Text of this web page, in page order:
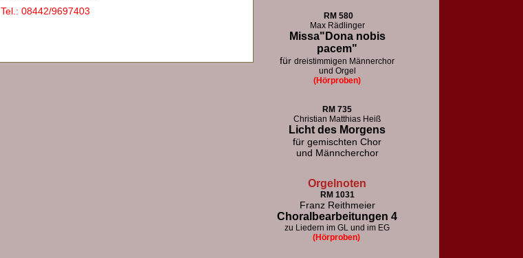
Tel.: 08442/9697403
RM 580
Max Rädlinger
Missa"Dona nobis
pacem"
für dreistimmigen Männerchor
und Orgel
(Hörproben)
RM 735
Christian Matthias Heiß
Licht des Morgens
für gemischten Chor
und Männcherchor
Orgelnoten
RM 1031
Franz Reithmeier
Choralbearbeitungen 4
zu Liedern im GL und im EG
(Hörproben)